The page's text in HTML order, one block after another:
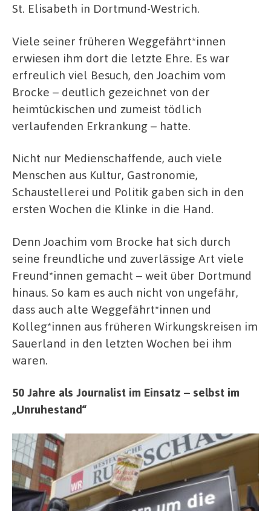
St. Elisabeth in Dortmund-Westrich.
Viele seiner früheren Weggefährt*innen
erwiesen ihm dort die letzte Ehre. Es war
erfreulich viel Besuch, den Joachim vom
Brocke – deutlich gezeichnet von der
heimtückischen und zumeist tödlich
verlaufenden Erkrankung – hatte.
Nicht nur Medienschaffende, auch viele
Menschen aus Kultur, Gastronomie,
Schaustellerei und Politik gaben sich in den
ersten Wochen die Klinke in die Hand.
Denn Joachim vom Brocke hat sich durch
seine freundliche und zuverlässige Art viele
Freund*innen gemacht – weit über Dortmund
hinaus. So kam es auch nicht von ungefähr,
dass auch alte Weggefährt*innen und
Kolleg*innen aus früheren Wirkungskreisen im
Sauerland in den letzten Wochen bei ihm
waren.
50 Jahre als Journalist im Einsatz – selbst im
„Unruhestand“